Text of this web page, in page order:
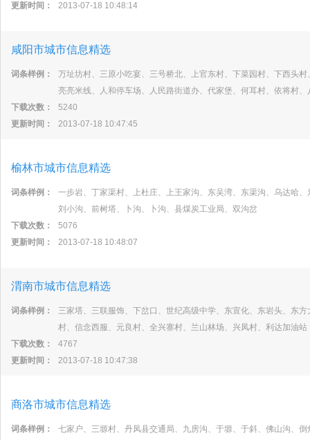
更新时间：
2013-07-18 10:48:14
咸阳市城市信息精选
词条样例：
万址坊村、三原小吃宴、三号桥北、上官东村、下菜园村、下西头
亮亮米线、人和停车场、人民路街道办、代家堡、何耳村、依将村
下载次数：
5240
更新时间：
2013-07-18 10:47:45
榆林市城市信息精选
词条样例：
一步岩、丁家渠村、上杜庄、上王家沟、东吴湾、东渠沟、乌达哈
刘小沟、前树塔、卜沟、卜沟、县煤炭工业局、双沟岔
下载次数：
5076
更新时间：
2013-07-18 10:48:07
渭南市城市信息精选
词条样例：
三家塔、三联服饰、下岔口、世纪高级中学、东宣化、东岩头、东
村、信念西服、元良村、全兴寨村、兰山林场、兴凤村、利达加油站
下载次数：
4767
更新时间：
2013-07-18 10:47:38
商洛市城市信息精选
词条样例：
七家户、三塬村、丹凤县交通局、九房沟、于塬、于斜、佛山沟、